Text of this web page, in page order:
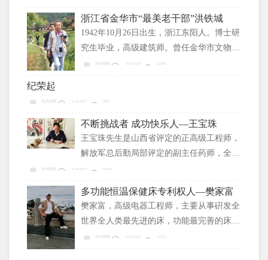
会会员、湖南省作家协会会员和省诗词协会
会员。其事迹录入中国大百科全书出版社
2001年出版的《中国优秀领导人才大典》和
2012年第1期《中外名流》杂志。
浙江省金华市“最美老干部”洪铁城
1942年10月26日出生，浙江东阳人。博士研
究生毕业，高级建筑师。曾任金华市文物局
党组书记、金华市国土规划局总工程师等
3/19/2024 22360
纪荣起
1/14/2025 9031
不断挑战者 成功快乐人—王宝珠
王宝珠先生是山西省评定的正高级工程师，
解放军总后勤局部评定的副主任药师，全国
首批执业药师。 1965年山西大学生物系毕
日复一日的重复检验的同时，发现了物质中
水分测定方法是学术空白。
4/24/2024 66543
多功能恒温保健床专利权人—樊家富
樊家富，高级电器工程师，主要从事硏发全
世界全人类最先进的床，功能最完善的床，
占领全人类全世界床业市场。
2/21/2024 11915